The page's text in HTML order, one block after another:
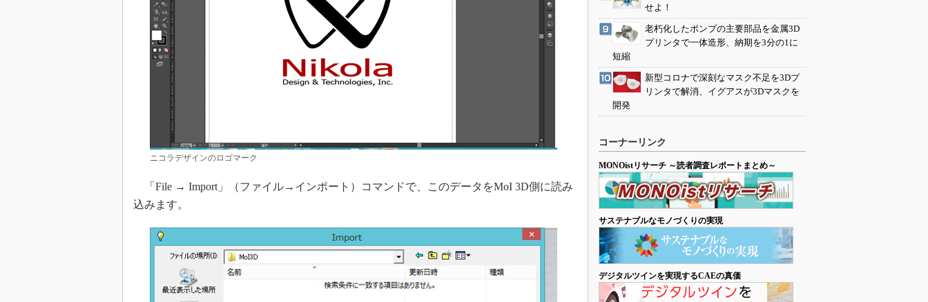
ニコラデザインのロゴマーク
「File → Import」（ファイル→インポート）コマンドで、このデータをMoI 3D側に読み
込みます。
せよ！
老朽化したポンプの主要部品を金属3D
プリンタで一体造形、納期を3分の1に
短縮
新型コロナで深刻なマスク不足を3Dプ
リンタで解消、イグアスが3Dマスクを
開発
コーナーリンク
MONOistリサーチ ～読者調査レポートまとめ～
サステナブルなモノづくりの実現
デジタルツインを実現するCAEの真価